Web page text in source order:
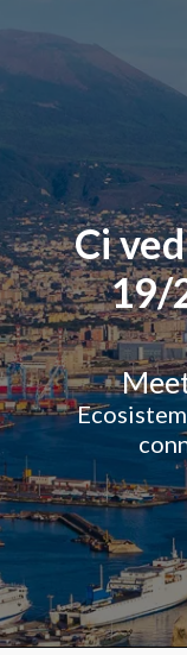
Ci
19/